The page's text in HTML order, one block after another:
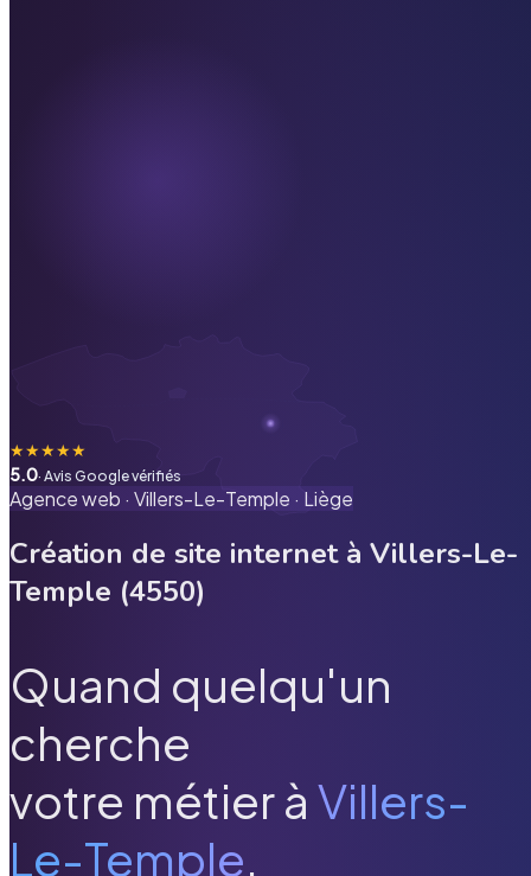
★★★★★
5.0· Avis Google vérifiés
Agence web · Villers-Le-Temple · Liège
Création de site internet à Villers-Le-
Temple (4550)
Quand quelqu'un
cherche
votre métier à Villers-
Le-Temple,